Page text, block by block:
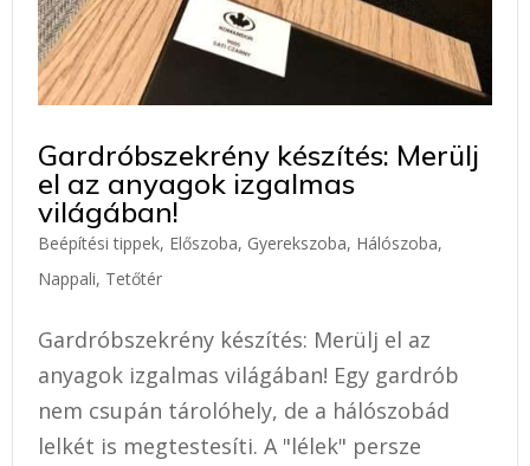
Gardróbszekrény készítés: Merülj
el az anyagok izgalmas
világában!
Beépítési tippek, Előszoba, Gyerekszoba, Hálószoba,
Nappali, Tetőtér
Gardróbszekrény készítés: Merülj el az
anyagok izgalmas világában! Egy gardrób
nem csupán tárolóhely, de a hálószobád
lelkét is megtestesíti. A "lélek" persze